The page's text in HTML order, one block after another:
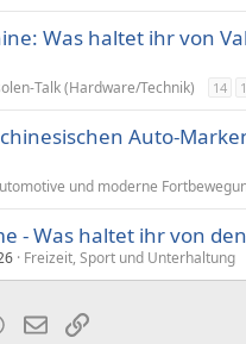
Was haltet ihr von
Talk (Hardware/Technik) 14
Auto-
und moderne
- Was haltet ihr von
Freizeit, Sport und Unterhaltung
WhatsApp
E-MailLink